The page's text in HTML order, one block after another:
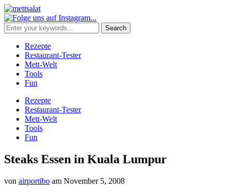
Rezepte
Restaurant-Tester
Mett-Welt
Tools
Fun
Rezepte
Restaurant-Tester
Mett-Welt
Tools
Fun
Steaks Essen in Kuala Lumpur
von airportibo am November 5, 2008